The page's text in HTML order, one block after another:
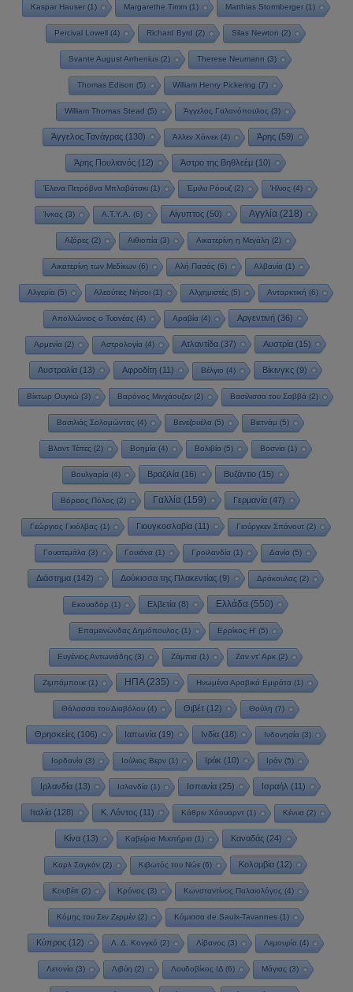
Kaspar Hauser(1) Margarethe Timm(1) Matthias Stormberger(1)
Percival Lowell (4) Richard Byrd (2) Silas Newton (2)
Svante August Arrhenius (2) Therese Neumann (3)
Thomas Edison (5) William Henry Pickering (7)
William Thomas Stead (5) Άγγελος Γαλανόπουλος (3)
Άγγελος Τανάγρας (130) Άλλεν Χάινεκ (4) Άρης (59)
Άρης Πουλιανός (12) Άστρο της Βηθλεέμ (10)
Έλενα Πετρόβνα Μπλαβάτσκι(1) Έμιλυ Ρόουζ(2) Ήλιος (4)
Ίνκας (3) Α.Τ.Υ.Α. (6) Αίγυπτος(50) Αγγλία(218)
Αζόρες (2) Αιθιοπία(3) Αικατερίνη η Μεγάλη (2)
Αικατερίνη των Μεδίκων(6) Αλή Πασάς (6) Αλβανία(1)
Αλγερία(5) Αλεούτιες Νήσοι(1) Αλχημιστές (5) Ανταρκτική (6)
Απολλώνιος ο Τυανέας (4) Αραβία (4) Αργεντινή (36)
Αρμενία (2) Αστρολογία (4) Ατλαντίδα (37) Αυστρία (15)
Αυστραλία (13) Αφροδίτη (11) Βέλγιο (4) Βίκινγκς (9)
Βίκτωρ Ουγκώ (3) Βαρόνος Μινχάουζεν (2) Βασίλισσα του Σαββά (2)
Βασιλιάς Σολομώντας (4) Βενεζουέλα(5) Βιετνάμ (5)
Βλαντ Τέπες (2) Βοημία (4) Βολιβία (5) Βοσνία (1)
Βουλγαρία (4) Βραζιλία (16) Βυζάντιο (15)
Βόρειος Πόλος (2) Γαλλία(159) Γερμανία(47)
Γεώργιος Γκιόλβας (1) Γιουγκοσλαβία(11) Γιούργκεν Σπάνουτ(2)
Γουατεμάλα (3) Γουιάνα (1) Γροιλανδία (1) Δανία (5)
Διάστημα (142) Δούκισσα της Πλακεντίας (9) Δράκουλας (2)
Εκουαδόρ (1) Ελβετία (8) Ελλάδα (550)
Επαμεινώνδας Δημόπουλος (1) Ερρίκος Η'(5)
Ευγένιος Αντωνιάδης (3) Ζάμπια (1) Ζαν ντ' Αρκ (2)
Ζιμπάμπουε(1) ΗΠΑ(235) Ηνωμένα Αραβικά Εμιράτα(1)
Θάλασσα του Διαβόλου(4) Θιβέτ(12) Θούλη (7)
Θρησκείες(106) Ιαπωνία(19) Ινδία(18) Ινδονησία(3)
Ιορδανία (3) Ιούλιος Βερν (1) Ιράκ (10) Ιράν (5)
Ιρλανδία(13) Ισλανδία(1) Ισπανία(25) Ισραήλ (11)
Ιταλία(128) Κ. Λόντος(11) Κάθριν Χάουαρντ(1) Κένυα(2)
Κίνα(13) Καβείρια Μυστήρια(1) Καναδάς(24)
Καρλ Σαγκάν (2) Κιβωτός του Νώε (6) Κολομβία (12)
Κουβέιτ(2) Κρόνος (3) Κωνσταντίνος Παλαιολόγος (4)
Κόμης του Σεν Ζερμέν(2) Κόμισσα de Saulx-Tavannes(1)
Κύπρος (12) Λ. Δ. Κονγκό (2) Λίβανος (3) Λεμουρία (4)
Λετονία (3) Λιβύη (2) Λουδοβίκος ΙΔ (6) Μάγιας (3)